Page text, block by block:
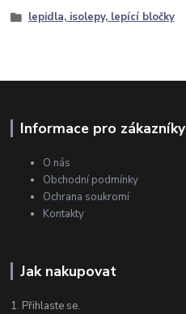
lepidla, isolepy, lepící bločky
Informace pro zákazníky
O nás
Obchodní podmínky
Ochrana soukromí
Kontakty
Jak nakupovat
1. Přihlaste se.